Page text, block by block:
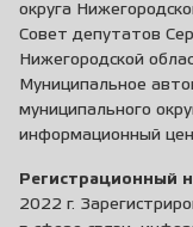
округа
Совет депутатов
Нижегородской
Муниципальное
муниципального
информационный
Регистрационный
2022 г.